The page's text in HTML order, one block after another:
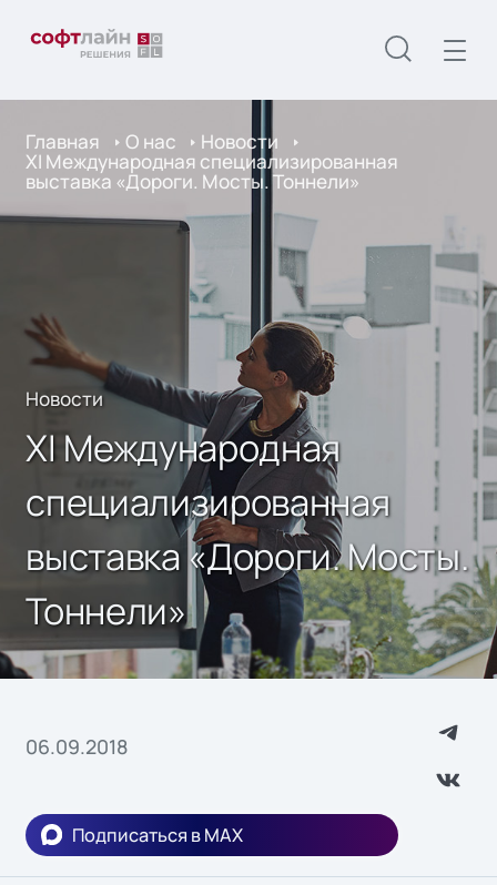
Главная О нас Новости
XI Международная специализированная
выставка «Дороги. Мосты. Тоннели»
Новости
XI Международная
специализированная
выставка «Дороги. Мосты.
Тоннели»
06.09.2018
Подписаться в MAX